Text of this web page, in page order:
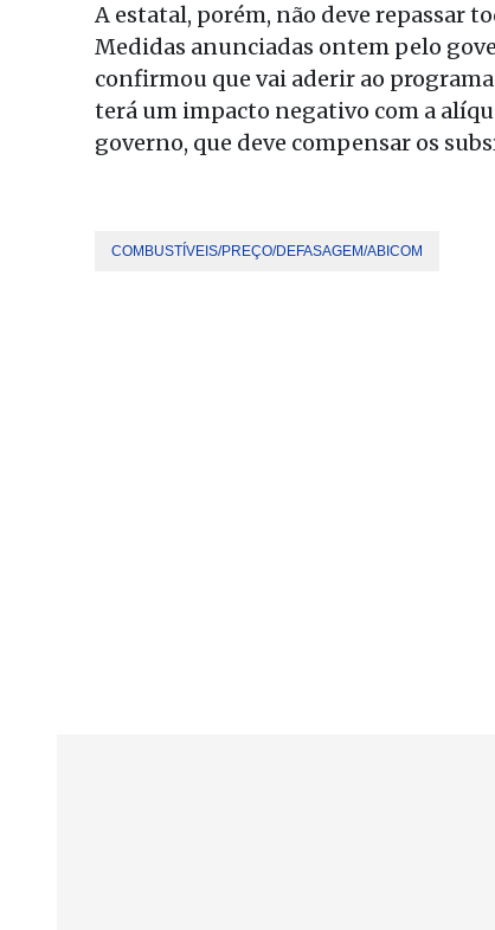
A estatal, porém, não deve repassar
Medidas anunciadas ontem pelo
confirmou que vai aderir ao
terá um impacto negativo com a
governo, que deve compensar os
COMBUSTÍVEIS/PREÇO/DEFASAGEM/ABICOM